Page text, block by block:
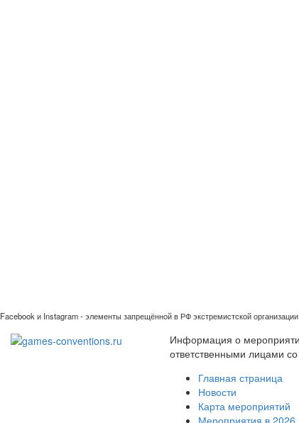
Facebook и Instagram - элементы запрещённой в РФ экстремистской
Информация о
ответственными лицами
Главная страница
Новости
Карта мероприятий
Мероприятия в 2026